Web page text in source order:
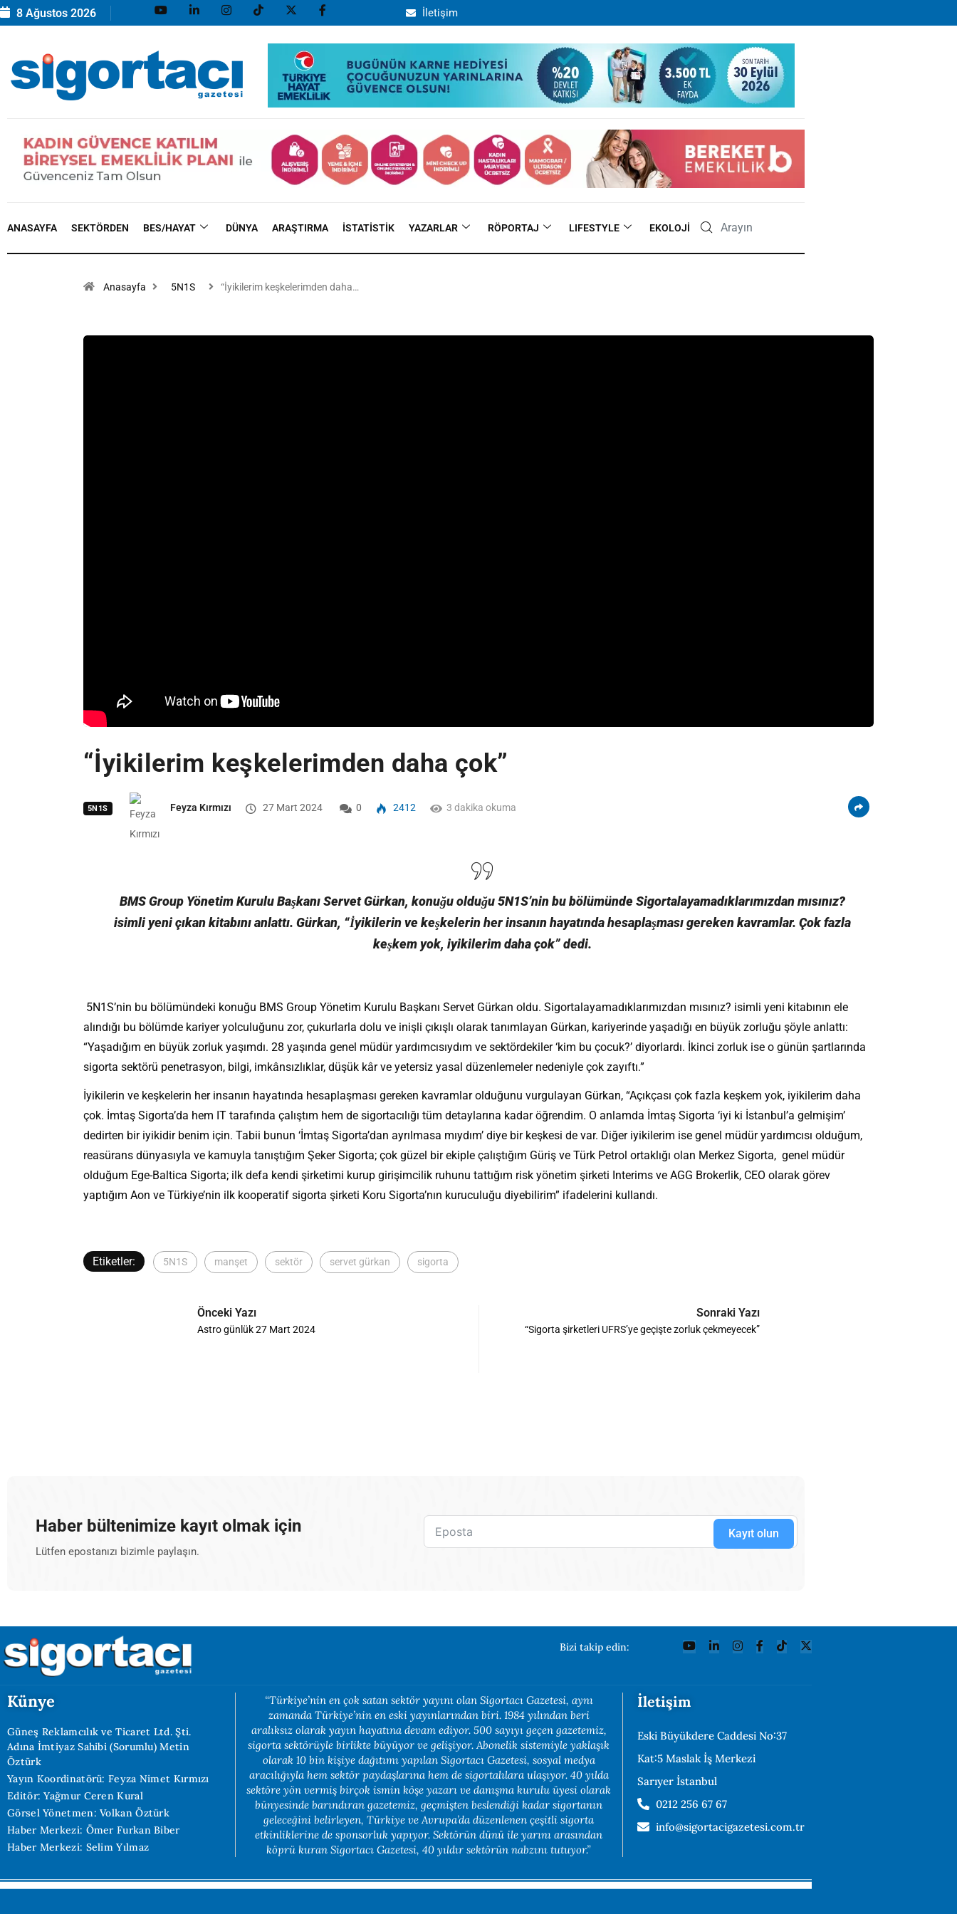
8 Ağustos 2026 İletişim
ANASAYFA SEKTÖRDEN BES/HAYAT DÜNYA ARAŞTIRMA İSTATISTIK YAZARLAR RÖPORTAJ LIFESTYLE EKOLOJI
Anasayfa 5N1S “İyikilerim keşkelerimden daha…
“İyikilerim keşkelerimden daha çok”
5N1S Feyza Kırmızı 27 Mart 2024 0 2412 3 dakika okuma
BMS Group Yönetim Kurulu Başkanı Servet Gürkan, konuğu olduğu 5N1S’nin bu bölümünde Sigortalayamadıklarımızdan mısınız?
isimli yeni çıkan kitabını anlattı. Gürkan, “İyikilerin ve keşkelerin her insanın hayatında hesaplaşması gereken kavramlar. Çok fazla
keşkem yok, iyikilerim daha çok” dedi.
5N1S’nin bu bölümündeki konuğu BMS Group Yönetim Kurulu Başkanı Servet Gürkan oldu. Sigortalayamadıklarımızdan mısınız? isimli yeni kitabının ele
alındığı bu bölümde kariyer yolculuğunu zor, çukurlarla dolu ve inişli çıkışlı olarak tanımlayan Gürkan, kariyerinde yaşadığı en büyük zorluğu şöyle anlattı:
“Yaşadığım en büyük zorluk yaşımdı. 28 yaşında genel müdür yardımcısıydım ve sektördekiler ‘kim bu çocuk?’ diyorlardı. İkinci zorluk ise o günün şartlarında
sigorta sektörü penetrasyon, bilgi, imkânsızlıklar, düşük kâr ve yetersiz yasal düzenlemeler nedeniyle çok zayıftı.”
İyikilerin ve keşkelerin her insanın hayatında hesaplaşması gereken kavramlar olduğunu vurgulayan Gürkan, “Açıkçası çok fazla keşkem yok, iyikilerim daha
çok. İmtaş Sigorta’da hem IT tarafında çalıştım hem de sigortacılığı tüm detaylarına kadar öğrendim. O anlamda İmtaş Sigorta ‘iyi ki İstanbul’a gelmişim’
dedirten bir iyikidir benim için. Tabii bunun ‘İmtaş Sigorta’dan ayrılmasa mıydım’ diye bir keşkesi de var. Diğer iyikilerim ise genel müdür yardımcısı olduğum,
reasürans dünyasıyla ve kamuyla tanıştığım Şeker Sigorta; çok güzel bir ekiple çalıştığım Güriş ve Türk Petrol ortaklığı olan Merkez Sigorta, genel müdür
olduğum Ege-Baltica Sigorta; ilk defa kendi şirketimi kurup girişimcilik ruhunu tattığım risk yönetim şirketi Interims ve AGG Brokerlik, CEO olarak görev
yaptığım Aon ve Türkiye’nin ilk kooperatif sigorta şirketi Koru Sigorta’nın kuruculuğu diyebilirim” ifadelerini kullandı.
Etiketler: 5N1S manşet sektör servet gürkan sigorta
Önceki Yazı
Astro günlük 27 Mart 2024
Sonraki Yazı
“Sigorta şirketleri UFRS’ye geçişte zorluk çekmeyecek”
Haber bültenimize kayıt olmak için
Lütfen epostanızı bizimle paylaşın.
Kayıt olun
Bizi takip edin:
Künye
Güneş Reklamcılık ve Ticaret Ltd. Şti.
Adına İmtiyaz Sahibi (Sorumlu) Metin
Öztürk
Yayın Koordinatörü: Feyza Nimet Kırmızı
Editör: Yağmur Ceren Kural
Görsel Yönetmen: Volkan Öztürk
Haber Merkezi: Ömer Furkan Biber
Haber Merkezi: Selim Yılmaz
“Türkiye’nin en çok satan sektör yayını olan Sigortacı Gazetesi, aynı
zamanda Türkiye’nin en eski yayınlarından biri. 1984 yılından beri
aralıksız olarak yayın hayatına devam ediyor. 500 sayıyı geçen gazetemiz,
sigorta sektörüyle birlikte büyüyor ve gelişiyor. Abonelik sistemiyle yaklaşık
olarak 10 bin kişiye dağıtımı yapılan Sigortacı Gazetesi, sosyal medya
aracılığıyla hem sektör paydaşlarına hem de sigortalılara ulaşıyor. 40 yılda
sektöre yön vermiş birçok ismin köşe yazarı ve danışma kurulu üyesi olarak
bünyesinde barındıran gazetemiz, geçmişten beslendiği kadar sigortanın
geleceğini belirleyen, Türkiye ve Avrupa’da düzenlenen çeşitli sigorta
etkinliklerine de sponsorluk yapıyor. Sektörün dünü ile yarını arasından
köprü kuran Sigortacı Gazetesi, 40 yıldır sektörün nabzını tutuyor.”
İletişim
Eski Büyükdere Caddesi No:37
Kat:5 Maslak İş Merkezi
Sarıyer İstanbul
0212 256 67 67
info@sigortacigazetesi.com.tr